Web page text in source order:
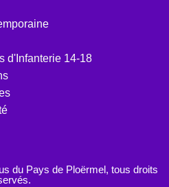
d'Infanterie 14-18
du Pays de Ploërmel, tous droits